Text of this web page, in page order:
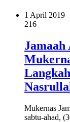
1 April 2019
216
Mukernas
sabtu-ahad,